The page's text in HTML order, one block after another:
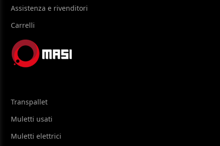
Assistenza e rivenditori
Carrelli
Transpallet
Muletti usati
Muletti elettrici